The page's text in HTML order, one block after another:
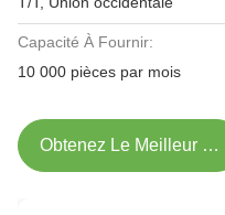
Capacité À Fournir:
10 000 pièces par mois
Obtenez Le Meilleur Prix